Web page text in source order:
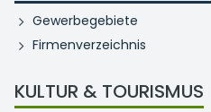
Gewerbegebiete
Firmenverzeichnis
KULTUR & TOURISMUS